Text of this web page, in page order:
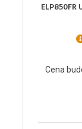
ELP850FR
Cena